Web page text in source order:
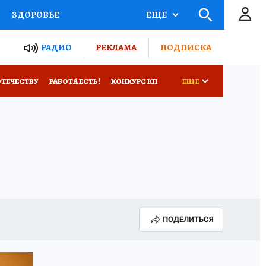
ЗДОРОВЬЕ
РОССИИ
ЕЩЕ
РАДИО РЕКЛАМА ПОДПИСКА
РАБОТА ЕСТЬ! КОНКУРС КП ЕЩЕ
ПОДЕЛИТЬСЯ